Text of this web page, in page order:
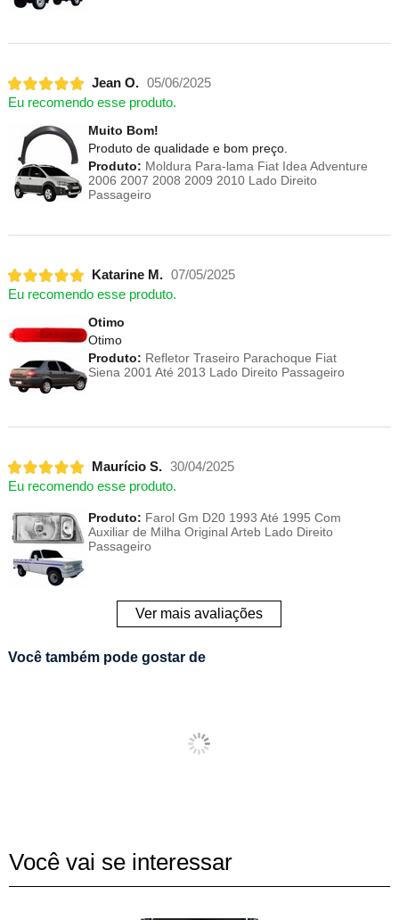
Jean O. 05/06/2025
Eu recomendo esse produto.
Muito Bom!
Produto de qualidade e bom preço.
Produto: Moldura Para-lama Fiat Idea Adventure
2006 2007 2008 2009 2010 Lado Direito
Passageiro
Katarine M. 07/05/2025
Eu recomendo esse produto.
Otimo
Otimo
Produto: Refletor Traseiro Parachoque Fiat
Siena 2001 Até 2013 Lado Direito Passageiro
Maurício S. 30/04/2025
Eu recomendo esse produto.
Produto: Farol Gm D20 1993 Até 1995 Com
Auxiliar de Milha Original Arteb Lado Direito
Passageiro
Ver mais avaliações
Você também pode gostar de
Você vai se interessar